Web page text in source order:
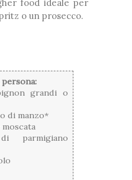
food ideale per
o un prosecco.
grandi o
di manzo*
moscata
parmigiano